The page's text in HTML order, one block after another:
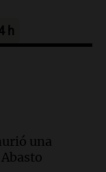
de Villa
Cayetano
y trabajo
h
una